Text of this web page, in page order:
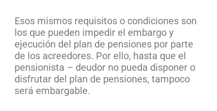
Esos mismos requisitos o condiciones son
los que pueden impedir el embargo y
ejecución del plan de pensiones por parte
de los acreedores. Por ello, hasta que el
pensionista – deudor no pueda disponer o
disfrutar del plan de pensiones, tampoco
será embargable.